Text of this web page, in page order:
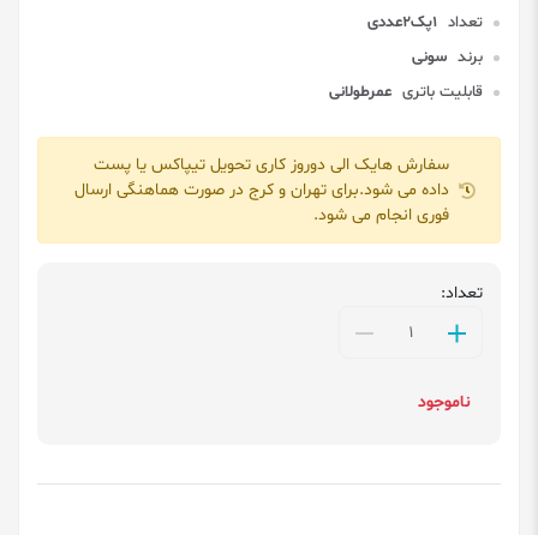
تعداد 1پک2عددی
برند سونی
قابلیت باتری عمرطولانی
سفارش هایک الی دوروز کاری تحویل تیپاکس یا پست
داده می شود.برای تهران و کرج در صورت هماهنگی ارسال
فوری انجام می شود.
تعداد:
ناموجود